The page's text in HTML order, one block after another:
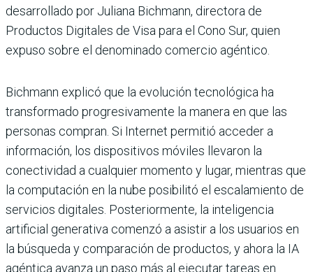
desarrollado por Juliana Bichmann, directora de
Productos Digitales de Visa para el Cono Sur, quien
expuso sobre el denominado comercio agéntico.
Bichmann explicó que la evolución tecnológica ha
transformado progresivamente la manera en que las
personas compran. Si Internet permitió acceder a
información, los dispositivos móviles llevaron la
conectividad a cualquier momento y lugar, mientras que
la computación en la nube posibilitó el escalamiento de
servicios digitales. Posteriormente, la inteligencia
artificial generativa comenzó a asistir a los usuarios en
la búsqueda y comparación de productos, y ahora la IA
agéntica avanza un paso más al ejecutar tareas en